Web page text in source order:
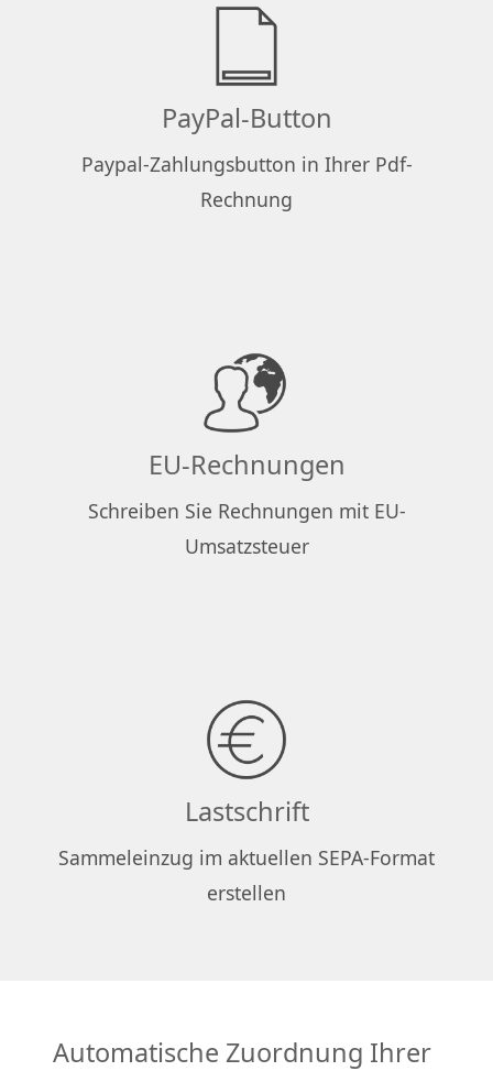
PayPal-Button
Paypal-Zahlungsbutton in Ihrer Pdf-
Rechnung
EU-Rechnungen
Schreiben Sie Rechnungen mit EU-
Umsatzsteuer
Lastschrift
Sammeleinzug im aktuellen SEPA-Format
erstellen
Automatische Zuordnung Ihrer